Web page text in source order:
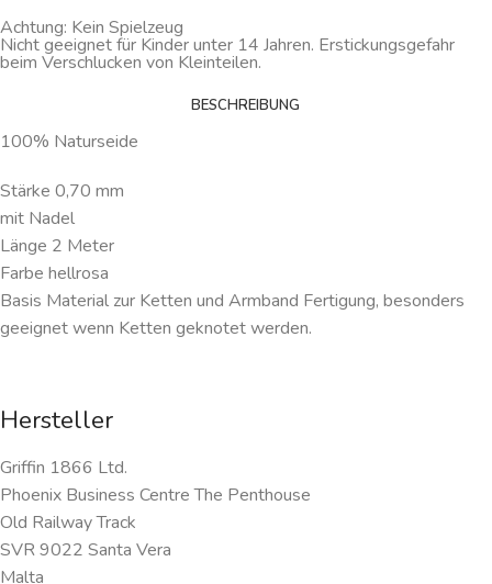
Achtung: Kein Spielzeug
Nicht geeignet für Kinder unter 14 Jahren. Erstickungsgefahr
beim Verschlucken von Kleinteilen.
BESCHREIBUNG
100% Naturseide
Stärke 0,70 mm
mit Nadel
Länge 2 Meter
Farbe hellrosa
Basis Material zur Ketten und Armband Fertigung, besonders
geeignet wenn Ketten geknotet werden.
Hersteller
Griffin 1866 Ltd.
Phoenix Business Centre The Penthouse
Old Railway Track
SVR 9022 Santa Vera
Malta